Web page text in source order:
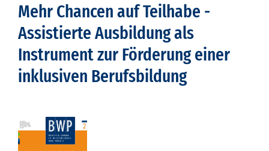
Mehr Chancen auf Teilhabe -
Assistierte Ausbildung als
Instrument zur Förderung einer
inklusiven Berufsbildung